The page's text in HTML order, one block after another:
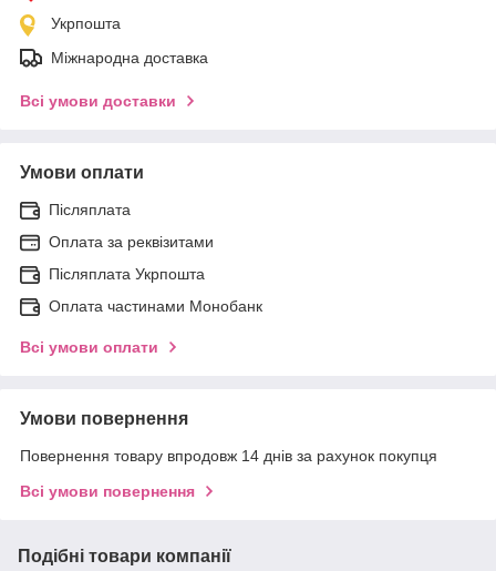
Укрпошта
Міжнародна доставка
Всі умови доставки
Умови оплати
Післяплата
Оплата за реквізитами
Післяплата Укрпошта
Оплата частинами Монобанк
Всі умови оплати
Умови повернення
Повернення товару впродовж 14 днів за рахунок покупця
Всі умови повернення
Подібні товари компанії